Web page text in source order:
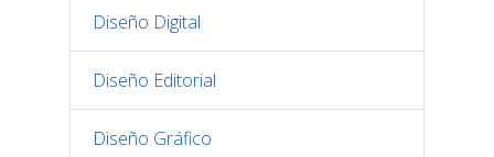
Diseño Digital
Diseño Editorial
Diseño Gráfico